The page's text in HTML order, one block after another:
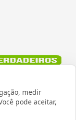
medir
pode aceitar,